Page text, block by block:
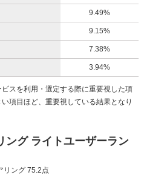
9.49%
9.15%
7.38%
3.94%
スを利用・選定する際に重要視した項
項目ほど、重要視している結果となり
ング ライトユーザーラン
リング 75.2点